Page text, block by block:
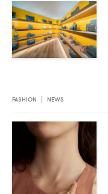
FASHION NEWS